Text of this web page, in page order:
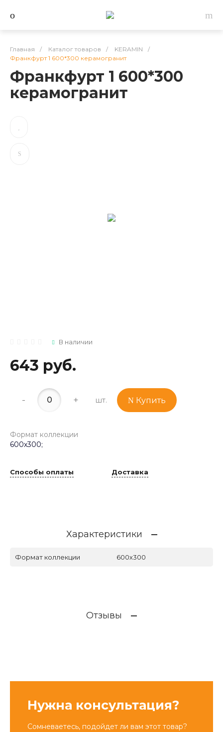
Главная / Каталог товаров / KERAMIN
/
Франкфурт 1 600*300 керамогранит
Франкфурт 1 600*300
керамогранит
В наличии
643 руб.
- + шт. Купить
Формат коллекции
600х300;
Способы оплаты Доставка
Характеристики
Формат коллекции 600х300
Отзывы
Нужна консультация?
Сомневаетесь, подойдет ли вам этот товар?